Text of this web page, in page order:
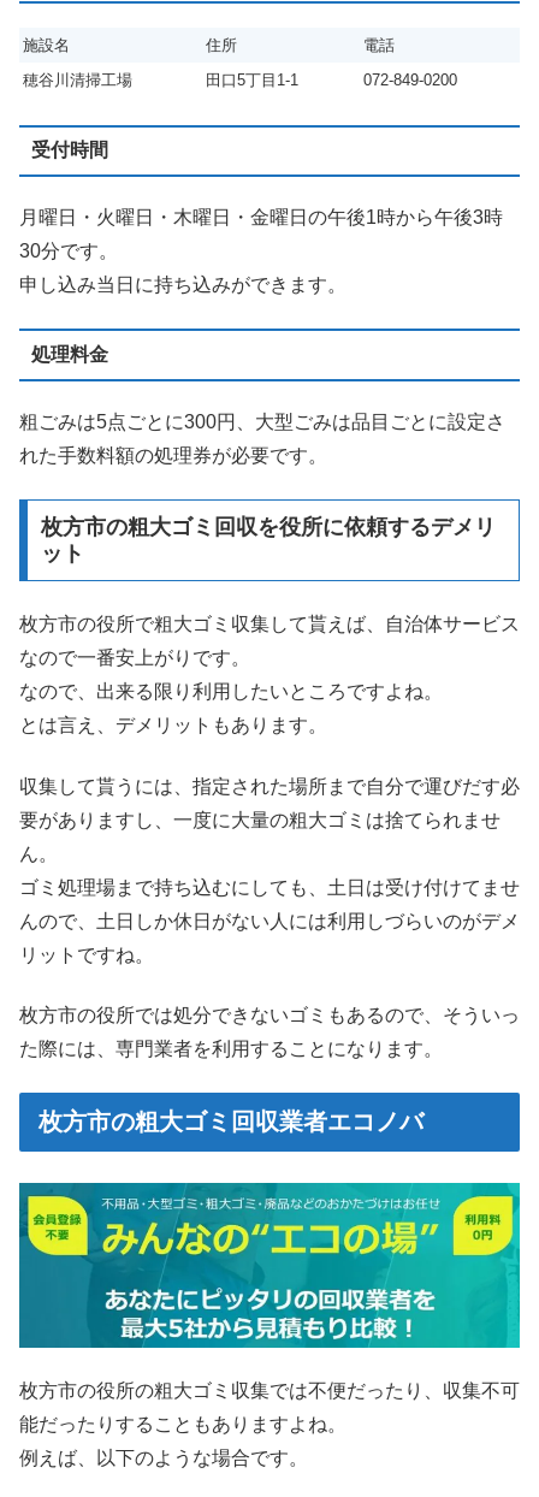
施設名 住所
電話
穂谷川清掃工場
田口5丁目1-1 072-849-0200
受付時間
月曜日・火曜日・木曜日・金曜日の午後1時から午後3時
30分です。
申し込み当日に持ち込みができます。
処理料金
粗ごみは5点ごとに300円、大型ごみは品目ごとに設定さ
れた手数料額の処理券が必要です。
枚方市の粗大ゴミ回収を役所に依頼するデメリ
ット
枚方市の役所で粗大ゴミ収集して貰えば、自治体サービス
なので一番安上がりです。
なので、出来る限り利用したいところですよね。
とは言え、デメリットもあります。
収集して貰うには、指定された場所まで自分で運びだす必
要がありますし、一度に大量の粗大ゴミは捨てられませ
ん。
ゴミ処理場まで持ち込むにしても、土日は受け付けてませ
んので、土日しか休日がない人には利用しづらいのがデメ
リットですね。
枚方市の役所では処分できないゴミもあるので、そういっ
た際には、専門業者を利用することになります。
枚方市の粗大ゴミ回収業者エコノバ
枚方市の役所の粗大ゴミ収集では不便だったり、収集不可
能だったりすることもありますよね。
例えば、以下のような場合です。